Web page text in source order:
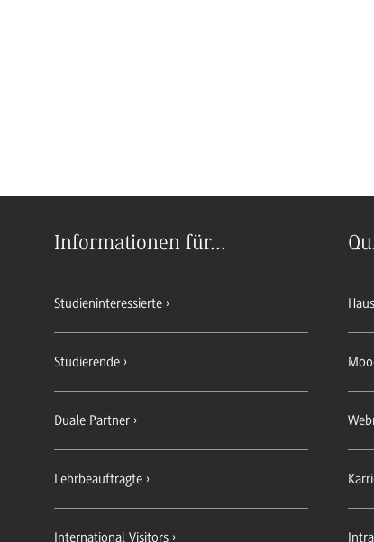
Informationen für...
Studieninteressierte
Studierende
Duale Partner
Lehrbeauftragte
International Visitors